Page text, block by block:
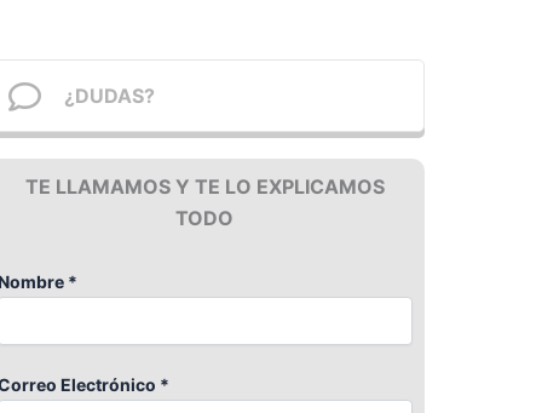
¿DUDAS?
TE LLAMAMOS Y TE LO EXPLICAMOS
TODO
*
Electrónico *